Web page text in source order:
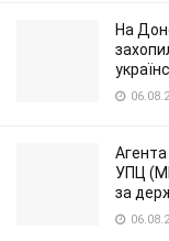
На
УПЦ
за